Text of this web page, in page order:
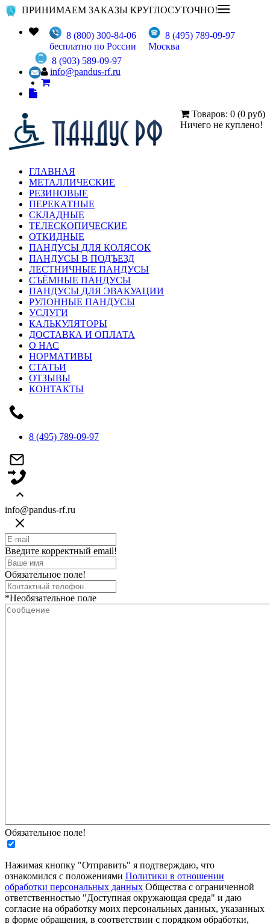
ПРИНИМАЕМ ЗАКАЗЫ КРУГЛОСУТОЧНО!
8 (800) 300-84-06
бесплатно по России
8 (495) 789-09-97
Москва
8 (903) 589-09-97
info@pandus-rf.ru
Товаров: 0 (0 руб)
Ничего не куплено!
ГЛАВНАЯ
МЕТАЛЛИЧЕСКИЕ
РЕЗИНОВЫЕ
ПЕРЕКАТНЫЕ
СКЛАДНЫЕ
ТЕЛЕСКОПИЧЕСКИЕ
ОТКИДНЫЕ
ПАНДУСЫ ДЛЯ КОЛЯСОК
ПАНДУСЫ В ПОДЪЕЗД
ЛЕСТНИЧНЫЕ ПАНДУСЫ
СЪЁМНЫЕ ПАНДУСЫ
ПАНДУСЫ ДЛЯ ЭВАКУАЦИИ
РУЛОННЫЕ ПАНДУСЫ
УСЛУГИ
КАЛЬКУЛЯТОРЫ
ДОСТАВКА И ОПЛАТА
О НАС
НОРМАТИВЫ
СТАТЬИ
ОТЗЫВЫ
КОНТАКТЫ
8 (495) 789-09-97
info@pandus-rf.ru
Введите корректный email!
Обязательное поле!
*Необязательное поле
Обязательное поле!
Нажимая кнопку "Отправить" я подтверждаю, что
ознакомился с положениями Политики в отношении
обработки персональных данных Общества с ограниченной
ответственностью "Доступная окружающая среда" и даю
согласие на обработку моих персональных данных, указанных
в форме обращения, в соответствии с порядком обработки,